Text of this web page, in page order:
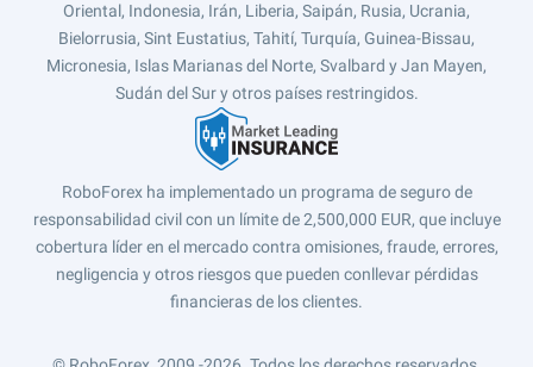
Oriental, Indonesia, Irán, Liberia, Saipán, Rusia, Ucrania,
Bielorrusia, Sint Eustatius, Tahití, Turquía, Guinea-Bissau,
Micronesia, Islas Marianas del Norte, Svalbard y Jan Mayen,
Sudán del Sur y otros países restringidos.
RoboForex ha implementado un programa de seguro de
responsabilidad civil con un límite de 2,500,000 EUR, que incluye
cobertura líder en el mercado contra omisiones, fraude, errores,
negligencia y otros riesgos que pueden conllevar pérdidas
financieras de los clientes.